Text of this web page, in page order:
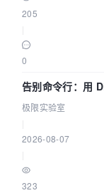
205
0
告别命令行：用
极限实验室
2026-08-07
323